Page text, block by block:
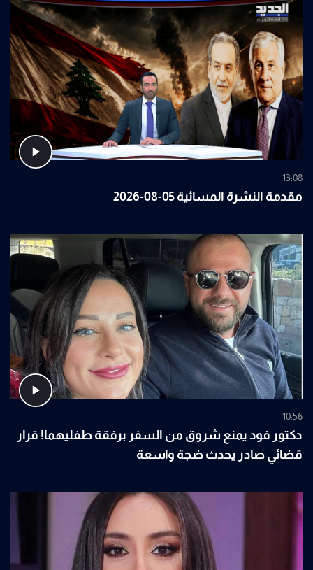
13:08
مقدمة النشرة المسائية 05-08-2026
10:56
دكتور فود يمنع شروق من السفر برفقة طفليهما! قرار
قضائي صادر يحدث ضجة واسعة